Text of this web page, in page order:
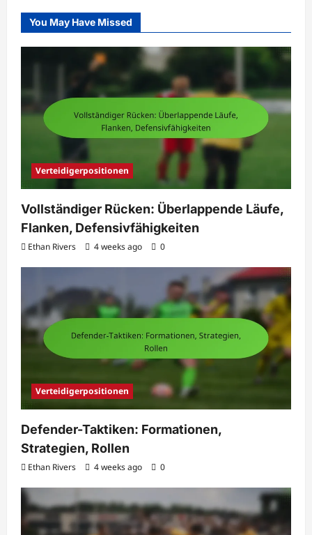
You May Have Missed
Verteidigerpositionen
Vollständiger Rücken: Überlappende Läufe,
Flanken, Defensivfähigkeiten
Ethan Rivers 4 weeks ago 0
Verteidigerpositionen
Defender-Taktiken: Formationen,
Strategien, Rollen
Ethan Rivers 4 weeks ago 0